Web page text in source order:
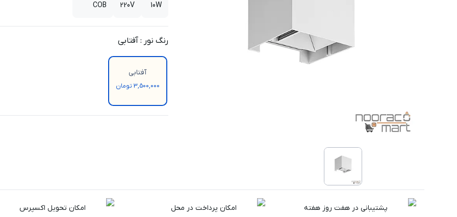
10W
220V
COB
رنگ نور :آفتابی
آفتابی
3,500,000 تومان
پشتیبانی در هفت روز هفته امکان پرداخت در محل امکان تحویل اکسپرس